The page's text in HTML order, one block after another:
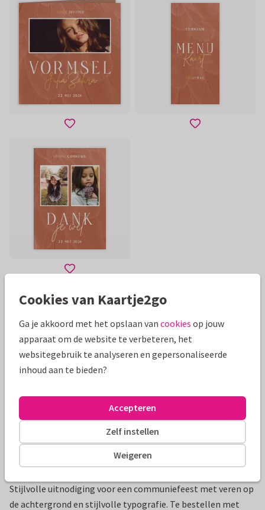
Mooie extra's bij je kaart
Productinformatie
Stijlvolle uitnodiging voor een communiefeest met veren op
de achtergrond en stijlvolle typografie. Te bestellen met
Cookies van Kaartje2go
Ga je akkoord met het opslaan van cookies op jouw
apparaat om de website te verbeteren, het
websitegebruik te analyseren en gepersonaliseerde
inhoud aan te bieden?
Weigeren
Zelf instellen
Accepteren